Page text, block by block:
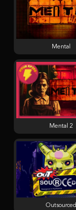
Mental 2
Mental
Outsourced